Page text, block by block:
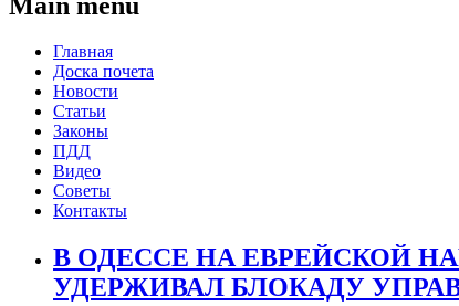
Главная
Доска почета
Новости
Статьи
Законы
ПДД
Видео
Советы
Контакты
В ОДЕССЕ НА ЕВРЕЙСКОЙ
УДЕРЖИВАЛ БЛОКАДУ